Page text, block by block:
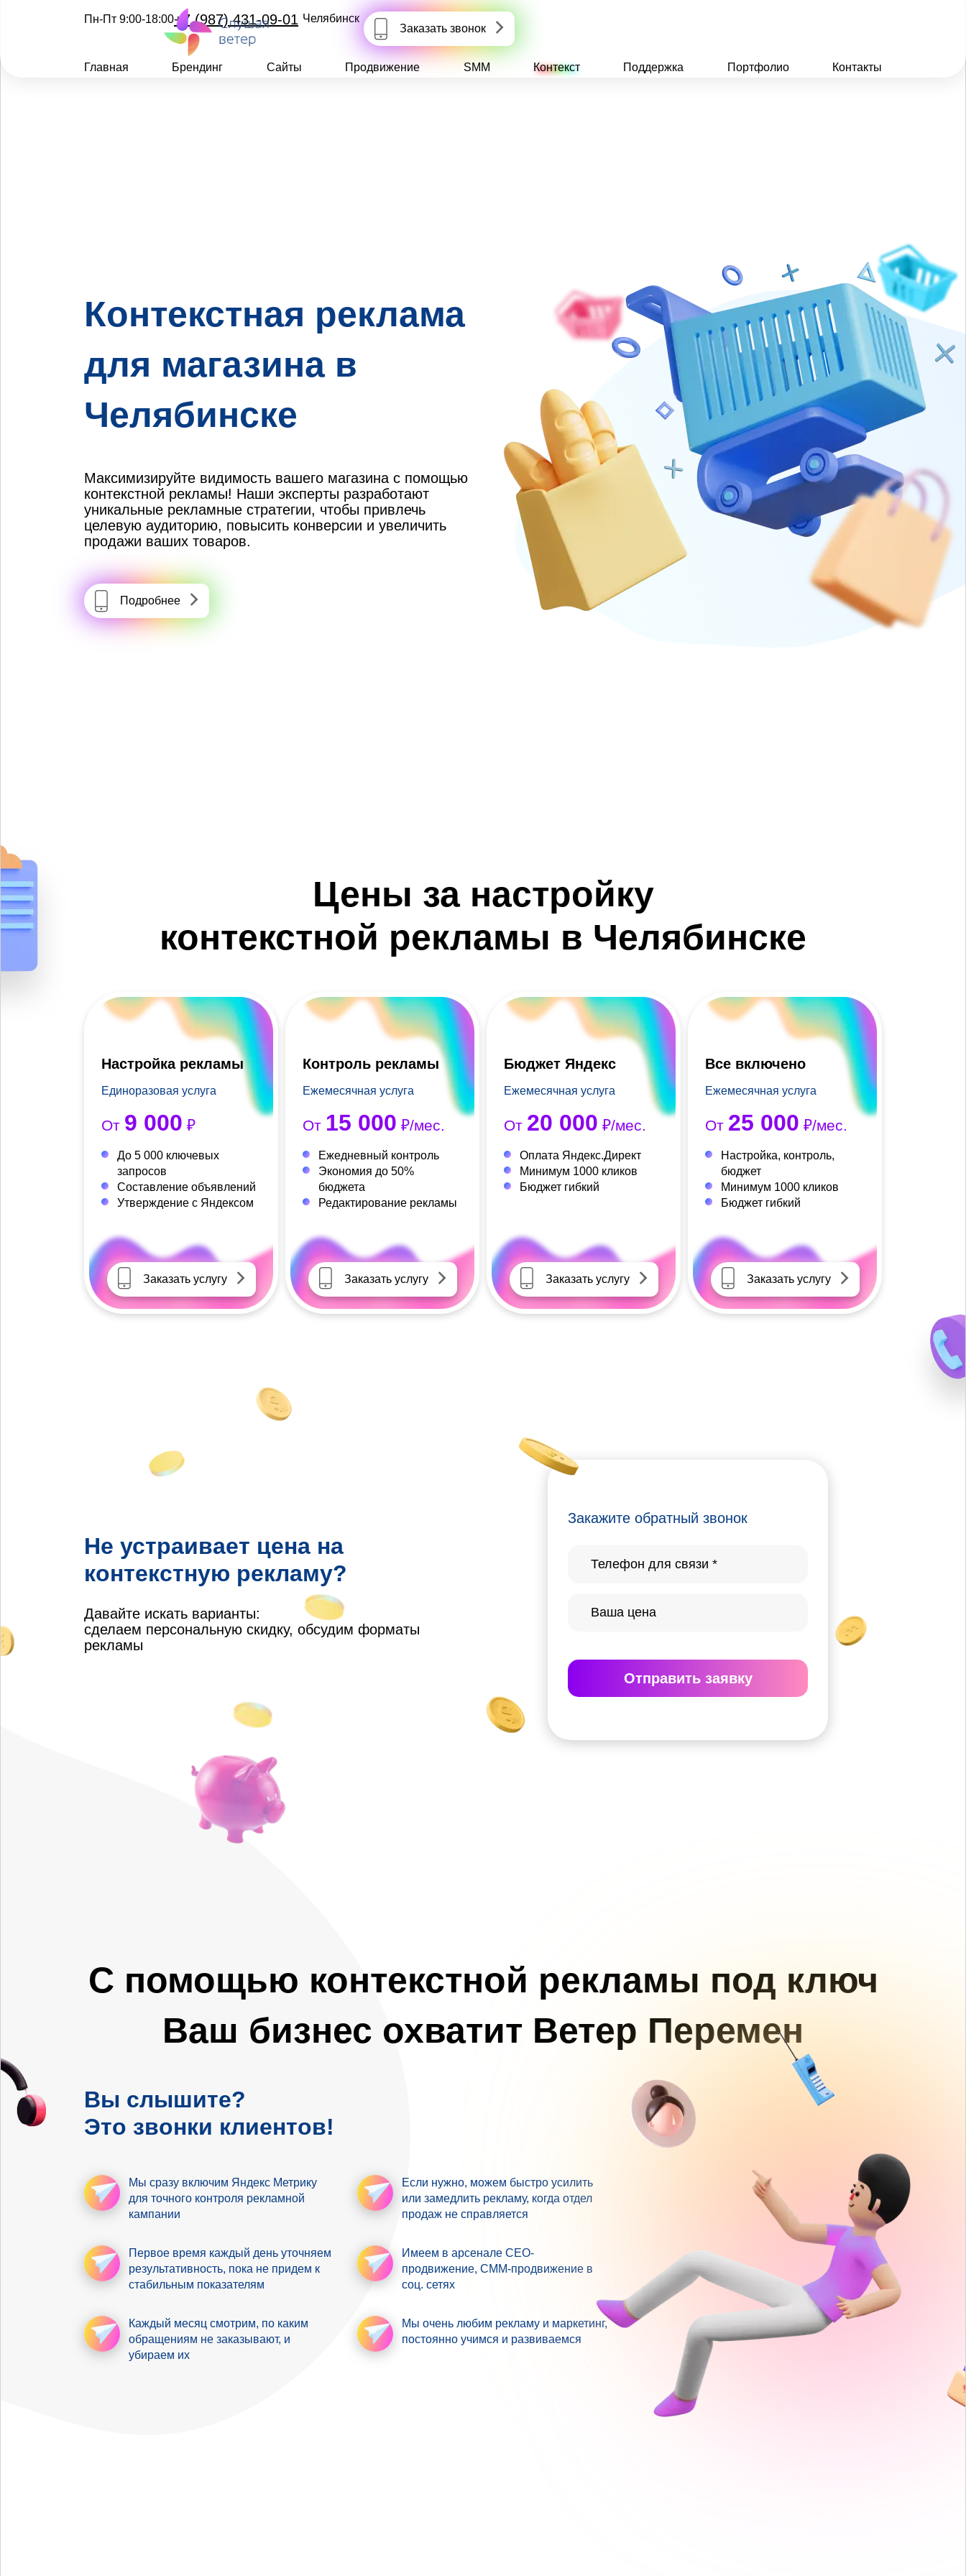
Пн-Пт 9:00-18:00+7 (987) 431-09-01 Челябинск
Заказать звонок
Главная Брендинг Сайты Продвижение SMM Контекст Поддержка Портфолио Контакты
Контекстная реклама
для магазина в
Челябинске
Максимизируйте видимость вашего магазина с помощью
контекстной рекламы! Наши эксперты разработают
уникальные рекламные стратегии, чтобы привлечь
целевую аудиторию, повысить конверсии и увеличить
продажи ваших товаров.
Подробнее
Цены за настройку
контекстной рекламы в Челябинске
Настройка рекламы
Единоразовая услуга
От 9 000 ₽
До 5 000 ключевых
запросов
Составление объявлений
Утверждение с Яндексом
Заказать услугу
Контроль рекламы
Ежемесячная услуга
От 15 000 ₽/мес.
Ежедневный контроль
Экономия до 50%
бюджета
Редактирование рекламы
Заказать услугу
Бюджет Яндекс
Ежемесячная услуга
От 20 000 ₽/мес.
Оплата Яндекс.Директ
Минимум 1000 кликов
Бюджет гибкий
Заказать услугу
Все включено
Ежемесячная услуга
От 25 000 ₽/мес.
Настройка, контроль,
бюджет
Минимум 1000 кликов
Бюджет гибкий
Заказать услугу
Не устраивает цена на
контекстную рекламу?
Давайте искать варианты:
сделаем персональную скидку, обсудим форматы
рекламы
Закажите обратный звонок
Отправить заявку
С помощью контекстной рекламы под ключ
Ваш бизнес охватит Ветер Перемен
Вы слышите?
Это звонки клиентов!
Мы сразу включим Яндекс Метрику
для точного контроля рекламной
кампании
Первое время каждый день уточняем
результативность, пока не придем к
стабильным показателям
Каждый месяц смотрим, по каким
обращениям не заказывают, и
убираем их
Если нужно, можем быстро усилить
или замедлить рекламу, когда отдел
продаж не справляется
Имеем в арсенале СЕО-
продвижение, СММ-продвижение в
соц. сетях
Мы очень любим рекламу и маркетинг,
постоянно учимся и развиваемся